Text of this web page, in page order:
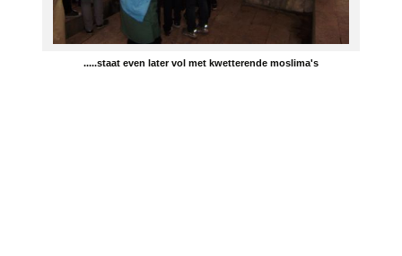
.....staat even later vol met kwetterende moslima's